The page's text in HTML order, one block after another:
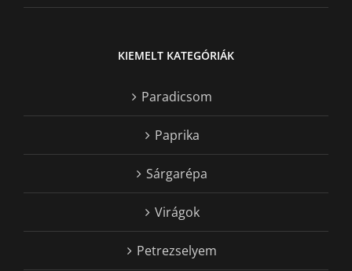
KIEMELT KATEGÓRIÁK
Paradicsom
Paprika
Sárgarépa
Virágok
Petrezselyem